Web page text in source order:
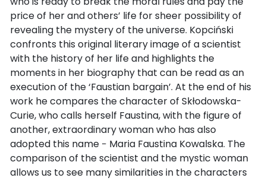
price of her and others’ life for sheer possibility of
revealing the mystery of the universe. Kopciński
confronts this original literary image of a scientist
with the history of her life and highlights the
moments in her biography that can be read as an
execution of the ‘Faustian bargain’. At the end of his
work he compares the character of Skłodowska-
Curie, who calls herself Faustina, with the figure of
another, extraordinary woman who has also
adopted this name − Maria Faustina Kowalska. The
comparison of the scientist and the mystic woman
allows us to see many similarities in the characters